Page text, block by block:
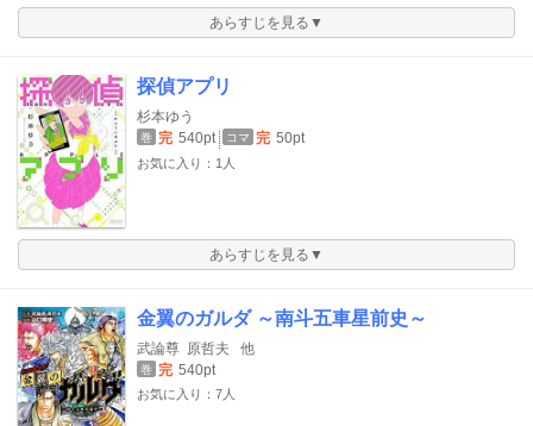
あらすじを見る▼
探偵アプリ
杉本ゆう
巻 完 540pt コマ 完 50pt
お気に入り：1人
あらすじを見る▼
金翼のガルダ ～南斗五車星前史～
武論尊 原哲夫 他
巻 完 540pt
お気に入り：7人